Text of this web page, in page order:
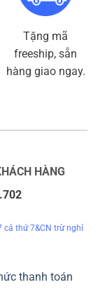
Tặng mã
freeship, sẵn
hàng giao ngay.
HÀNG
cả thứ 7&CN trừ nghỉ
thanh toán